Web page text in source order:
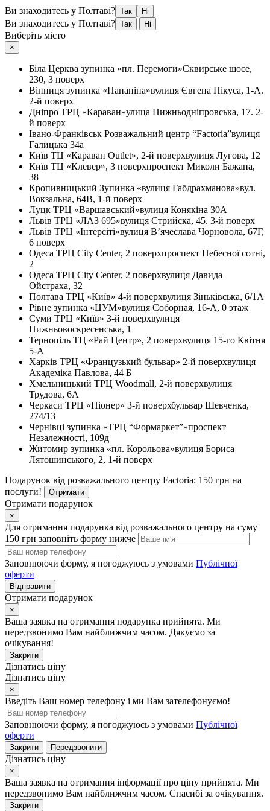
Ви знаходитесь у Полтаві? Так Ні
Ви знаходитесь у Полтаві? Так Ні
Виберіть місто
×
Біла Церква зупинка «пл. Перемоги»Сквирське шосе,
230, 3 поверх
Вінниця зупинка «Папаніна»вулиця Євгена Пікуса, 1-А.
2-й поверх
Дніпро ТРЦ «Караван»улица Нижньодніпровська, 17. 2-
й поверх
Івано-Франківськ Розважальний центр “Factoria”вулиця
Галицька 34а
Київ ТЦ «Караван Outlet», 2-й поверхвулиця Лугова, 12
Київ ТЦ «Клевер», 3 поверхпроспект Миколи Бажана,
38
Кропивницький Зупинка «вулиця Габдрахманова»вул.
Вокзальна, 64В, 1-й поверх
Луцк ТРЦ «Варшавський»вулиця Конякіна 30А
Львів ТРЦ «ЛАЗ 695»вулиця Стрийска, 45. 3-й поверх
Львів ТРЦ «Інтерсіті»вулиця В’ячеслава Чорновола, 67Г,
6 поверх
Одеса ТРЦ City Center, 2 поверхпроспект Небесної сотні,
2
Одеса ТРЦ City Center, 2 поверхвулиця Давида
Ойстраха, 32
Полтава ТРЦ «Київ» 4-й поверхвулиця Зіньківська, 6/1А
Рівне зупинка «ЦУМ»вулиця Соборная, 16-А, 0 этаж
Суми ТРЦ «Київ» 3-й поверхвулиця
Нижньовоскресенська, 1
Тернопіль ТЦ «Рай Центр», 2 поверхвулиця 15-го Квітня
5-А
Харків ТРЦ «Французький бульвар» 2-й поверхвулиця
Академіка Павлова, 44 Б
Хмельницький ТРЦ Woodmall, 2-й поверхвулиця
Трудова, 6А
Черкаси ТРЦ «Піонер» 3-й поверхбульвар Шевченка,
274/13
Чернівці зупинка «ТРЦ “Формаркет”»проспект
Незалежності, 109д
Житомир зупинка «пл. Корольова»вулиця Бориса
Лятошинського, 2, 1-й поверх
Подарунок від розважального центру Factoria: 150 грн на
послуги!
Отримати
Отримати подарунок
×
Для отримання подарунка від розважального центру на суму
150 грн заповніть форму нижче
Заповнюючи форму, я погоджуюсь з умовами Публічної
оферти
Відправити
Отримати подарунок
×
Ваша заявка на отримання подарунка прийнята. Ми
передзвонимо Вам найближчим часом. Дякуємо за
очікування!
Закрити
Дізнатись ціну
Дізнатись ціну
×
Введіть Ваш номер телефону і ми Вам зателефонуємо!
Заповнюючи форму, я погоджуюсь з умовами Публічної
оферти
Закрити Передзвонити
Дізнатись ціну
×
Ваша заявка на отримання інформації про ціну прийнята. Ми
передзвонимо Вам найближчим часом. Спасибі за очікування.
Закрити